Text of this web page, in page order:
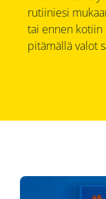
rutiiniesi
tai ennen kotiin
pitämällä valot